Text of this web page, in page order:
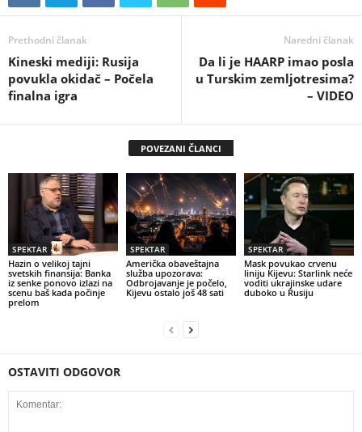
Prethodni članak
Kineski mediji: Rusija
povukla okidač – Počela
finalna igra
Naredni članak
Da li je HAARP imao posla
u Turskim zemljotresima?
– VIDEO
POVEZANI ČLANCI
SPEKTAR
Hazin o velikoj tajni
svetskih finansija: Banka
iz senke ponovo izlazi na
scenu baš kada počinje
prelom
SPEKTAR
Američka obaveštajna
služba upozorava:
Odbrojavanje je počelo,
Kijevu ostalo još 48 sati
SPEKTAR
Mask povukao crvenu
liniju Kijevu: Starlink neće
voditi ukrajinske udare
duboko u Rusiju
OSTAVITI ODGOVOR